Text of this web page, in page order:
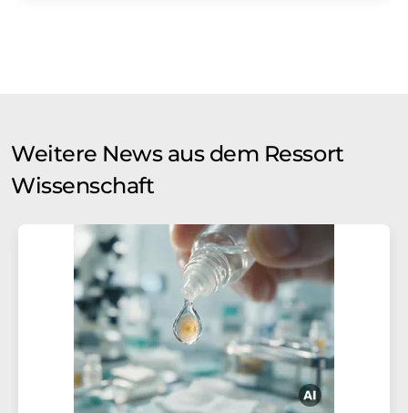
Weitere News aus dem Ressort
Wissenschaft